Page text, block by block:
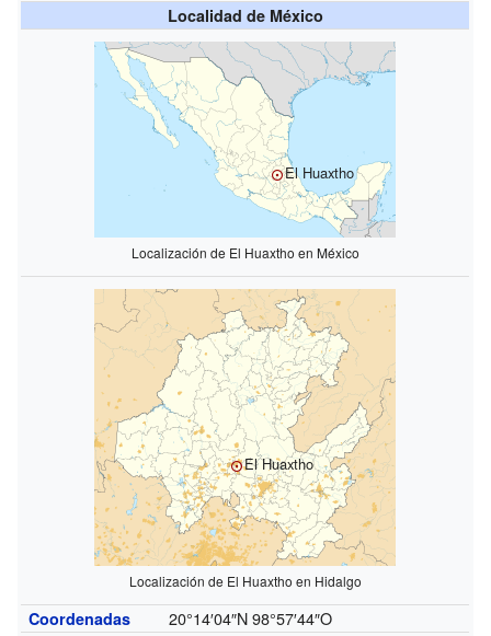
Localidad de México
El Huaxtho
Localización de El Huaxtho en México
El Huaxtho
Localización de El Huaxtho en Hidalgo
Coordenadas 20°14′04″N 98°57′44″O